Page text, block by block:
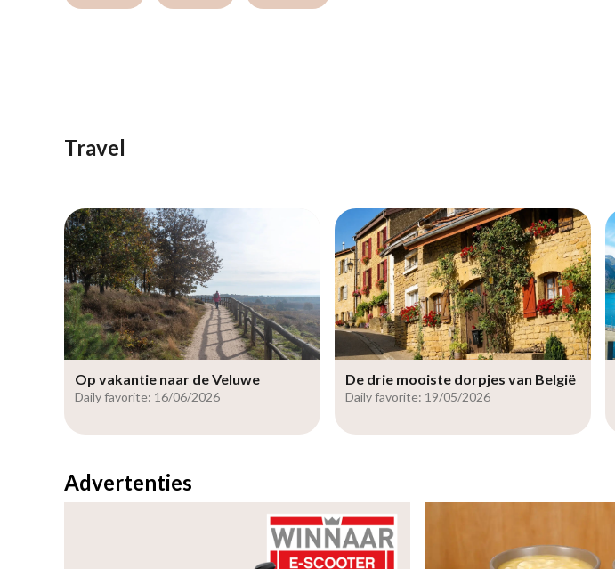
Travel
Op vakantie naar de Veluwe
Daily favorite: 16/06/2026
De drie mooiste dorpjes van België
Daily favorite: 19/05/2026
Advertenties